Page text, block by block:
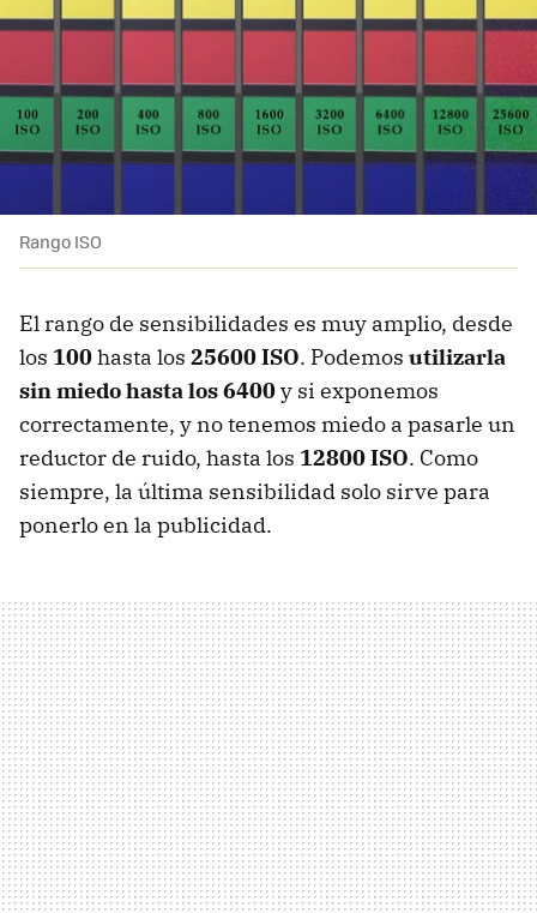
Rango ISO
El rango de sensibilidades es muy amplio, desde
los 100hasta los 25600 ISO. Podemos utilizarla
sin miedo hasta los 6400y si exponemos
correctamente, y no tenemos miedo a pasarle un
reductor de ruido, hasta los 12800 ISO. Como
siempre, la última sensibilidad solo sirve para
ponerlo en la publicidad.